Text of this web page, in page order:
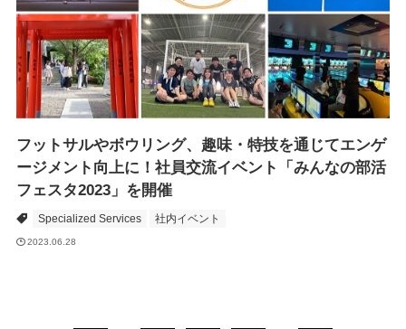
フットサルやボウリング、趣味・特技を通じてエンゲ
ージメント向上に！社員交流イベント「みんなの部活
フェスタ2023」を開催
Specialized Services 社内イベント
2023.06.28